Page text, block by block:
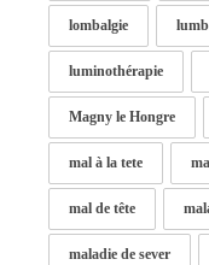
lombalgie
luminothérapie
Magny le Hongre
mal à la tete
mal de tête
maladie de sever